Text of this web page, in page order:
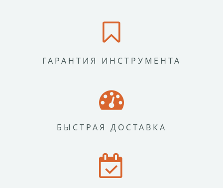
ГАРАНТИЯ ИНСТРУМЕНТА
БЫСТРАЯ ДОСТАВКА